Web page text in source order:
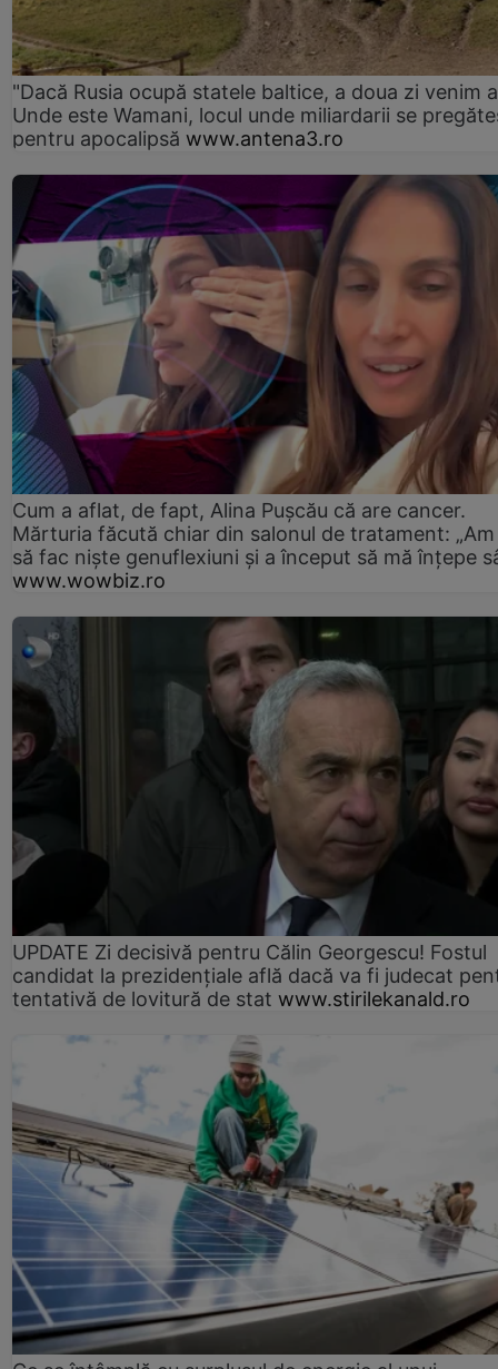
"Dacă Rusia ocupă statele baltice, a doua zi venim
Unde este Wamani, locul unde miliardarii se
pentru apocalipsă www.antena3.ro
Cum a aflat, de fapt, Alina Pușcău că are cancer.
Mărturia făcută chiar din salonul de tratament:
să fac niște genuflexiuni și a început să mă înțepe
www.wowbiz.ro
UPDATE Zi decisivă pentru Călin Georgescu! Fostul
candidat la prezidențiale află dacă va fi judecat
tentativă de lovitură de stat www.stirilekanald.ro